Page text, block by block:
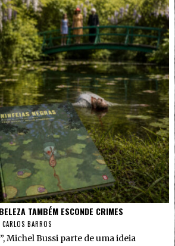
TAMBÉM ESCONDE CRIMES
CARLOS BARROS
Michel Bussi parte de uma ideia